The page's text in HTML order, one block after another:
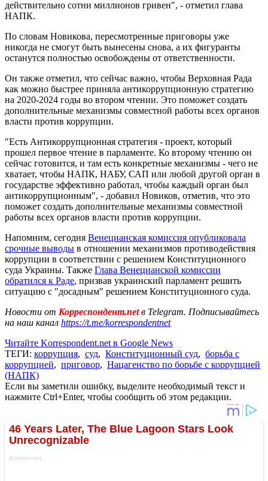
действительно сотни миллионов гривен", - отметил глава
НАПК.
По словам Новикова, пересмотренные приговоры уже
никогда не смогут быть вынесены снова, а их фигуранты
останутся полностью освобождены от ответственности.
Он также отметил, что сейчас важно, чтобы Верховная Рада
как можно быстрее приняла антикоррупционную стратегию
на 2020-2024 годы во втором чтении. Это поможет создать
дополнительные механизмы совместной работы всех органов
власти против коррупции.
"Есть Антикоррупционная стратегия - проект, который
прошел первое чтение в парламенте. Ко второму чтению он
сейчас готовится, и там есть конкретные механизмы - чего не
хватает, чтобы НАПК, НАБУ, САП или любой другой орган в
государстве эффективно работал, чтобы каждый орган был
антикоррупционным", - добавил Новиков, отметив, что это
поможет создать дополнительные механизмы совместной
работы всех органов власти против коррупции.
Напомним, сегодня Венецианская комиссия опубликовала
срочные выводы в отношении механизмов противодействия
коррупции в соответствии с решением Конституционного
суда Украины. Также Глава Венецианской комиссии
обратился к Раде, призвав украинский парламент решить
ситуацию с "досадным" решением Конституционного суда.
Новости от Корреспондент.netв Telegram. Подписывайтесь
на наш канал https://t.me/korrespondentnet
Читайте Korrespondent.net в Google News
ТЕГИ: коррупция, суд, Конституционный суд, борьба с
коррупцией, приговор, Нацагенство по борьбе с коррупцией
(НАПК)
Если вы заметили ошибку, выделите необходимый текст и
нажмите Ctrl+Enter, чтобы сообщить об этом редакции.